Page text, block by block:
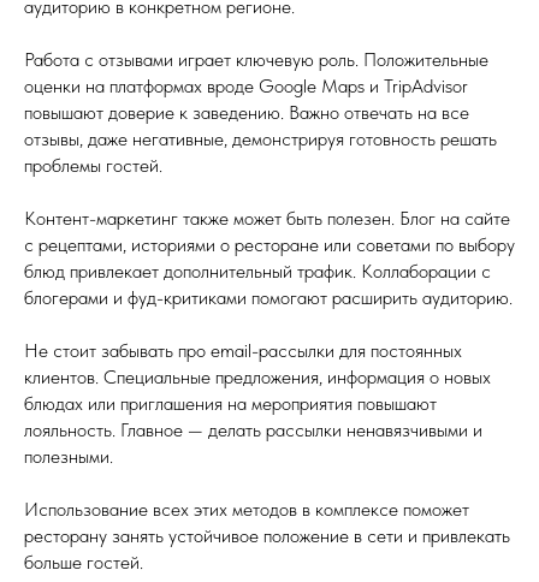
аудиторию в конкретном регионе.
Работа с отзывами играет ключевую роль. Положительные
оценки на платформах вроде Google Maps и TripAdvisor
повышают доверие к заведению. Важно отвечать на все
отзывы, даже негативные, демонстрируя готовность решать
проблемы гостей.
Контент-маркетинг также может быть полезен. Блог на сайте
с рецептами, историями о ресторане или советами по выбору
блюд привлекает дополнительный трафик. Коллаборации с
блогерами и фуд-критиками помогают расширить аудиторию.
Не стоит забывать про email-рассылки для постоянных
клиентов. Специальные предложения, информация о новых
блюдах или приглашения на мероприятия повышают
лояльность. Главное — делать рассылки ненавязчивыми и
полезными.
Использование всех этих методов в комплексе поможет
ресторану занять устойчивое положение в сети и привлекать
больше гостей.